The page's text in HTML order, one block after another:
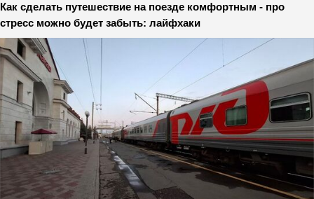
Как сделать путешествие на поезде комфортным - про
стресс можно будет забыть: лайфхаки